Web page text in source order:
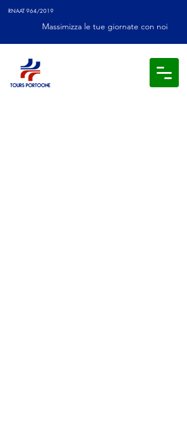
RNAAT 964/2019
Massimizza le tue giornate con noi